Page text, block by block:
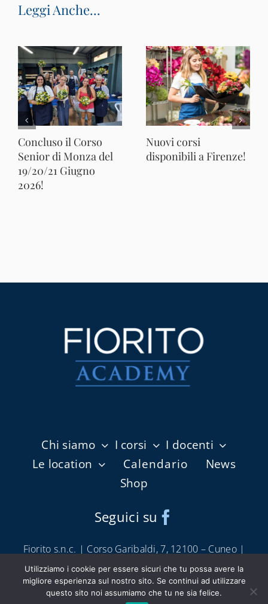
Leggi Anche...
Concluso il Corso
Senior di Monza del
19/20/21 Giugno
2026!
Nuovi corsi
disponibili a Firenze!
Chi siamo I corsi
I docenti
Le location
Calendario
News
Shop
Seguici su
Fiorito s.n.c. | Corso Garibaldi, 7, 12100 – Cuneo |
info@fioritoshop.it|0171 66650
Condizioni di servizio e vendita|Cookie Policy|
Privacy Policy
Utilizziamo i cookie per essere sicuri che tu possa avere la
migliore esperienza sul nostro sito. Se continui ad utilizzare
questo sito noi assumiamo che tu ne sia felice.